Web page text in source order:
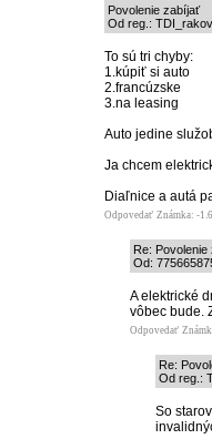
Povolenie zabíjať
Od reg.:
To sú tri chyby:
1.kúpiť si auto
2.francúzske
3.na leasing
Auto jedine
Ja chcem
Diaľnice a autá
Odpovedať Známka: -1.6
Re: Povolenie
Od:
A elektrické
vôbec bude.
Odpovedať
Re:
Od reg.:
So